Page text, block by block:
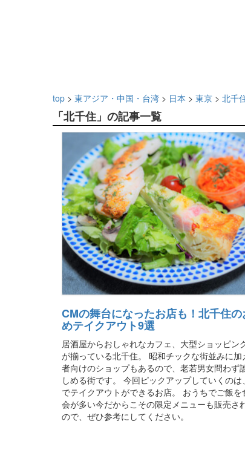
top > 東アジア・中国・台湾 > 日本 > 東京 > 北千
「北千住」の記事一覧
CMの舞台になったお店も！北千住
めテイクアウト9選
居酒屋からおしゃれなカフェ、大型ショッピン
が揃っている北千住。 昭和チックな街並みに加
者向けのショップもあるので、老若男女問わず
しめる街です。 今回ピックアップしていくのは
でテイクアウトができるお店。 おうちでご飯を
会が多い今だからこその限定メニューも販売さ
ので、ぜひ参考にしてください。